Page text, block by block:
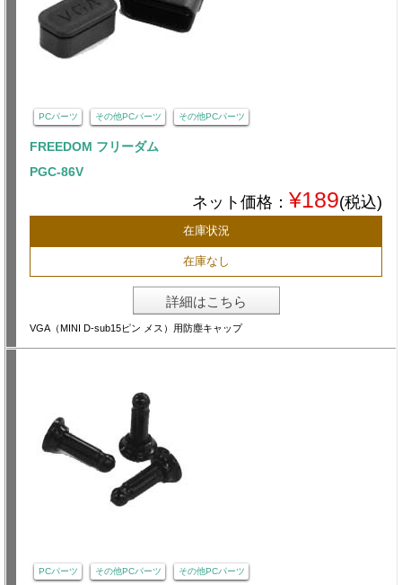
PCパーツ その他PCパーツ その他PCパーツ
FREEDOM フリーダム
PGC-86V
ネット価格： ¥189(税込)
在庫状況
在庫なし
詳細はこちら
VGA（MINI D-sub15ピン メス）用防塵キャップ
PCパーツ その他PCパーツ その他PCパーツ